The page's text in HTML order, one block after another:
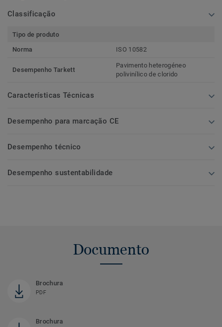
Classificação
Tipo de produto
Norma
ISO 10582
Desempenho Tarkett
Pavimento heterogéneo
polivinílico de clorido
Características Técnicas
Desempenho para marcação CE
Desempenho técnico
Desempenho sustentabilidade
Documento
Brochura
PDF
Brochura